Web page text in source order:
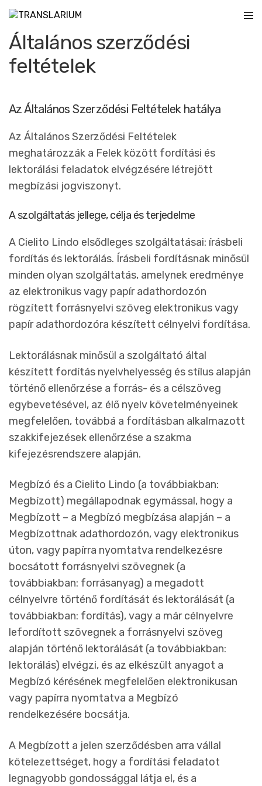
Általános szerződési
feltételek
Az Általános Szerződési Feltételek hatálya
Az Általános Szerződési Feltételek
meghatározzák a Felek között fordítási és
lektorálási feladatok elvégzésére létrejött
megbízási jogviszonyt.
A szolgáltatás jellege, célja és terjedelme
A Cielito Lindo elsődleges szolgáltatásai: írásbeli
fordítás és lektorálás. Írásbeli fordításnak minősül
minden olyan szolgáltatás, amelynek eredménye
az elektronikus vagy papír adathordozón
rögzített forrásnyelvi szöveg elektronikus vagy
papír adathordozóra készített célnyelvi fordítása.
Lektorálásnak minősül a szolgáltató által
készített fordítás nyelvhelyesség és stílus alapján
történő ellenőrzése a forrás- és a célszöveg
egybevetésével, az élő nyelv követelményeinek
megfelelően, továbbá a fordításban alkalmazott
szakkifejezések ellenőrzése a szakma
kifejezésrendszere alapján.
Megbízó és a Cielito Lindo (a továbbiakban:
Megbízott) megállapodnak egymással, hogy a
Megbízott – a Megbízó megbízása alapján – a
Megbízottnak adathordozón, vagy elektronikus
úton, vagy papírra nyomtatva rendelkezésre
bocsátott forrásnyelvi szövegnek (a
továbbiakban: forrásanyag) a megadott
célnyelvre történő fordítását és lektorálását (a
továbbiakban: fordítás), vagy a már célnyelvre
lefordított szövegnek a forrásnyelvi szöveg
alapján történő lektorálását (a továbbiakban:
lektorálás) elvégzi, és az elkészült anyagot a
Megbízó kérésének megfelelően elektronikusan
vagy papírra nyomtatva a Megbízó
rendelkezésére bocsátja.
A Megbízott a jelen szerződésben arra vállal
kötelezettséget, hogy a fordítási feladatot
legnagyobb gondossággal látja el, és a